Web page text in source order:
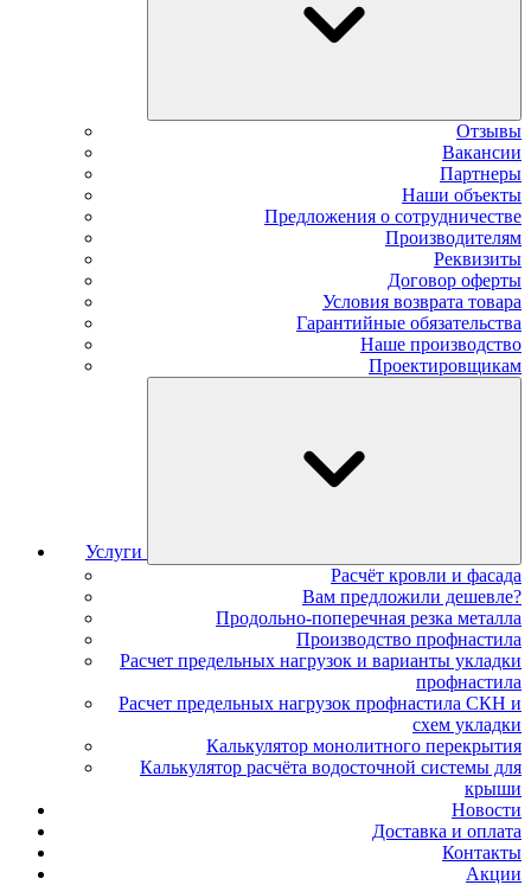
Отзывы
Вакансии
Партнеры
Наши объекты
Предложения о сотрудничестве
Производителям
Реквизиты
Договор оферты
Условия возврата товара
Гарантийные обязательства
Наше производство
Проектировщикам
Услуги
Расчёт кровли и фасада
Вам предложили дешевле?
Продольно-поперечная резка металла
Производство профнастила
Расчет предельных нагрузок и варианты укладки
профнастила
Расчет предельных нагрузок профнастила СКН и
схем укладки
Калькулятор монолитного перекрытия
Калькулятор расчёта водосточной системы для
крыши
Новости
Доставка и оплата
Контакты
Акции